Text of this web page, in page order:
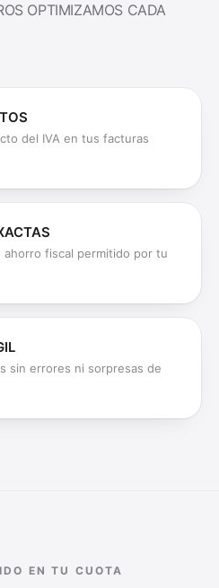
OPTIMIZAMOS CADA
del IVA en tus facturas
ahorro fiscal permitido por tu
sin errores ni sorpresas de
EN TU CUOTA